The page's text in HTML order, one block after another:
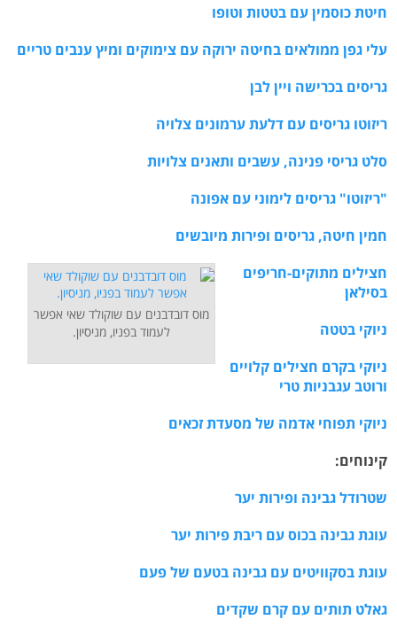
חיטת כוסמין עם בטטות וטופו
עלי גפן ממולאים בחיטה ירוקה עם צימוקים ומיץ ענבים טריים
גריסים בכרישה ויין לבן
ריזוטו גריסים עם דלעת ערמונים צלויה
סלט גריסי פנינה, עשבים ותאנים צלויות
"ריזוטו" גריסים לימוני עם אפונה
חמין חיטה, גריסים ופירות מיובשים
מוס דובדבנים עם שוקולד שאי אפשר
לעמוד בפניו, מניסיון.
חצילים מתוקים-חריפים
בסילאן
ניוקי בטטה
ניוקי בקרם חצילים קלויים
ורוטב עגבניות טרי
ניוקי תפוחי אדמה של מסעדת זכאים
קינוחים:
שטרודל גבינה ופירות יער
עוגת גבינה בכוס עם ריבת פירות יער
עוגת בסקוויטים עם גבינה בטעם של פעם
גאלט תותים עם קרם שקדים